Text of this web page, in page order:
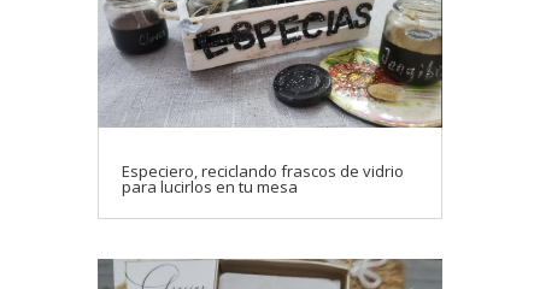
Especiero, reciclando frascos de vidrio
para lucirlos en tu mesa